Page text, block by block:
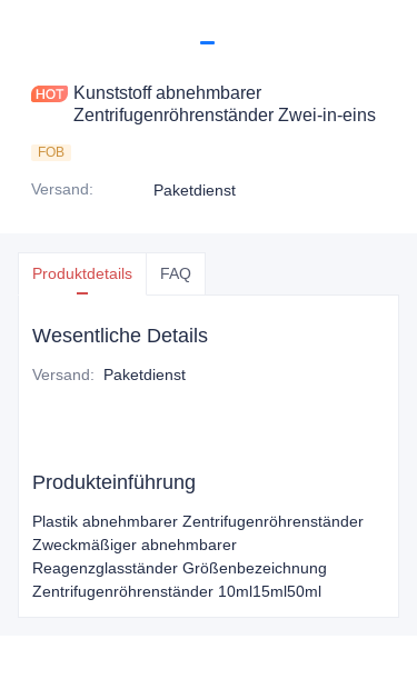
Kunststoff abnehmbarer
Zentrifugenröhrenständer Zwei-in-eins
FOB
Versand: Paketdienst
Produktdetails FAQ
Wesentliche Details
Versand: Paketdienst
Produkteinführung
Plastik abnehmbarer Zentrifugenröhrenständer
Zweckmäßiger abnehmbarer
Reagenzglasständer Größenbezeichnung
Zentrifugenröhrenständer 10ml15ml50ml